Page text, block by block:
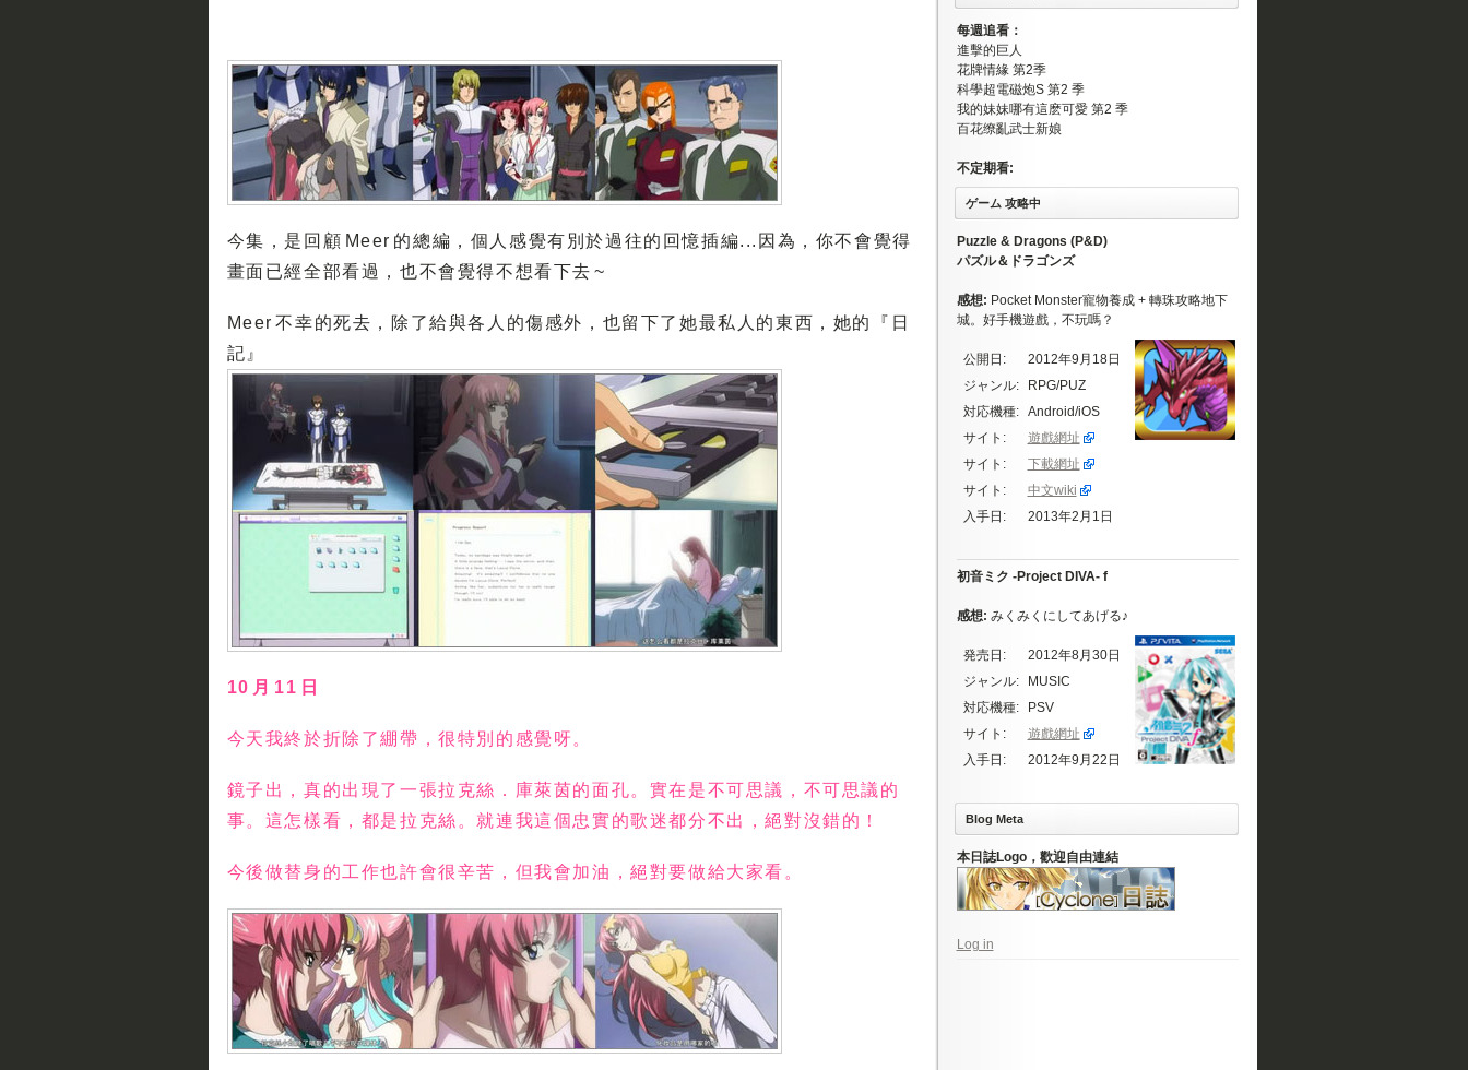
今集，是回顧 Meer 的總編，個人感覺有別於過往的回憶插編...因為，你不會覺得
畫面已經全部看過，也不會覺得不想看下去 ~
Meer 不幸的死去，除了給與各人的傷感外，也留下了她最私人的東西，她的『日
記』
10 月 11 日
今天我終於折除了綳帶，很特別的感覺呀。
鏡子出，真的出現了一張拉克絲．庫萊茵的面孔。實在是不可思議，不可思議的
事。這怎樣看，都是拉克絲。就連我這個忠實的歌迷都分不出，絕對沒錯的！
今後做替身的工作也許會很辛苦，但我會加油，絕對要做給大家看。
每週追看：
進擊的巨人
花牌情緣 第2季
科學超電磁炮S 第2 季
我的妹妹哪有這麽可愛 第2 季
百花缭亂武士新娘
不定期看:
ゲーム 攻略中
Puzzle & Dragons (P&D)
パズル＆ドラゴンズ
感想: Pocket Monster寵物養成 + 轉珠攻略地下
城。好手機遊戲，不玩嗎？
公開日:
2012年9月18日
ジャンル:
RPG/PUZ
対応機種:
Android/iOS
サイト:
遊戲網址
サイト:
下載網址
サイト:
中文wiki
入手日:
2013年2月1日
初音ミク -Project DIVA- f
感想: みくみくにしてあげる♪
発売日:
2012年8月30日
ジャンル:
MUSIC
対応機種:
PSV
サイト:
遊戲網址
入手日:
2012年9月22日
Blog Meta
本日誌Logo，歡迎自由連結
Log in